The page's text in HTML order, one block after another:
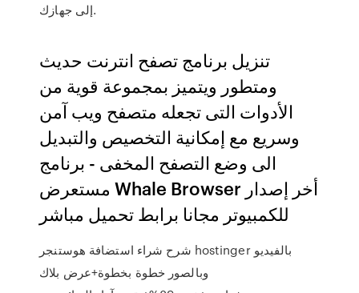
إلى جهازك.
تنزيل برنامج تصفح انترنت حديث
ومتطور ويتميز بمجموعة قوية من
الأدوات التى تجعله متصفح ويب آمن
وسريع مع إمكانية التخصيص والتبديل
الى وضع التصفح المخفى - برنامج
مستعرض Whale Browser أخر إصدار
للكمبيوتر مجانا برابط تحميل مباشر
شرح شراء استضافة هوستنجر hostinger بالفيديو
وبالصور خطوة بخطوة+عرض بلاك